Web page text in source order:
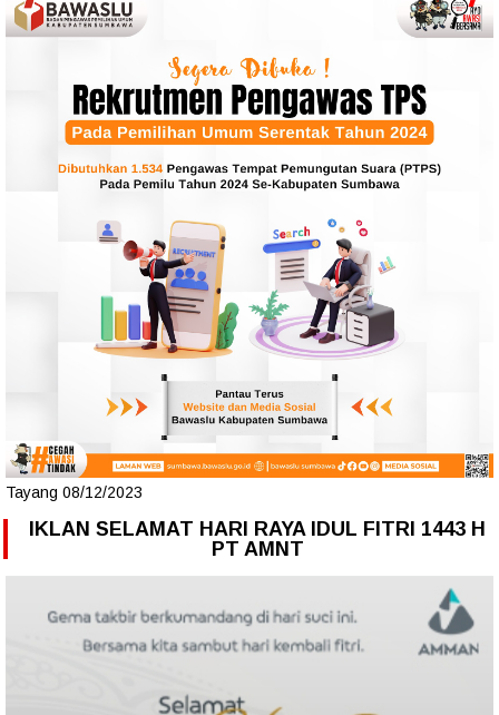
Tayang 08/12/2023
IKLAN SELAMAT HARI RAYA IDUL FITRI 1443 H
PT AMNT